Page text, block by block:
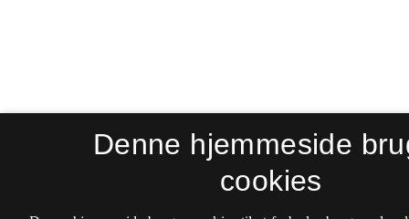
Denne hjemmeside
cookies